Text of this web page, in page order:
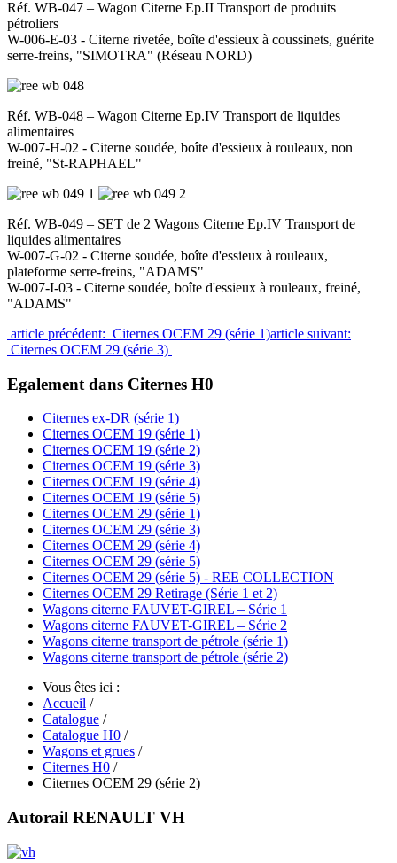
Réf. WB-047 – Wagon Citerne Ep.II Transport de produits
pétroliers
W-006-E-03 - Citerne rivetée, boîte d'essieux à coussinets, guérite
serre-freins, "SIMOTRA" (Réseau NORD)
Réf. WB-048 – Wagon Citerne Ep.IV Transport de liquides
alimentaires
W-007-H-02 - Citerne soudée, boîte d'essieux à rouleaux, non
freiné, "St-RAPHAEL"
Réf. WB-049 – SET de 2 Wagons Citerne Ep.IV Transport de
liquides alimentaires
W-007-G-02 - Citerne soudée, boîte d'essieux à rouleaux,
plateforme serre-freins, "ADAMS"
W-007-I-03 - Citerne soudée, boîte d'essieux à rouleaux, freiné,
"ADAMS"
article précédent: Citernes OCEM 29 (série 1)article suivant:
Citernes OCEM 29 (série 3)
Egalement dans Citernes H0
Citernes ex-DR (série 1)
Citernes OCEM 19 (série 1)
Citernes OCEM 19 (série 2)
Citernes OCEM 19 (série 3)
Citernes OCEM 19 (série 4)
Citernes OCEM 19 (série 5)
Citernes OCEM 29 (série 1)
Citernes OCEM 29 (série 3)
Citernes OCEM 29 (série 4)
Citernes OCEM 29 (série 5)
Citernes OCEM 29 (série 5) - REE COLLECTION
Citernes OCEM 29 Retirage (Série 1 et 2)
Wagons citerne FAUVET-GIREL – Série 1
Wagons citerne FAUVET-GIREL – Série 2
Wagons citerne transport de pétrole (série 1)
Wagons citerne transport de pétrole (série 2)
Vous êtes ici :
Accueil /
Catalogue /
Catalogue H0 /
Wagons et grues /
Citernes H0 /
Citernes OCEM 29 (série 2)
Autorail RENAULT VH